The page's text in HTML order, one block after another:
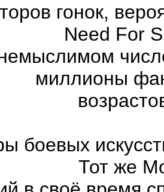
гонок,
Need For
миллионы
боевых
Тот же